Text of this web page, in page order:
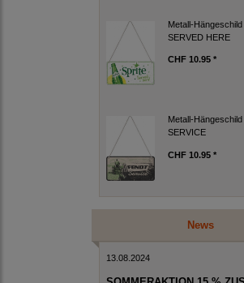
Metall-
SERVED HERE
CHF 10.95 *
Metall-
SERVICE
CHF 10.95 *
News
13.08.2024